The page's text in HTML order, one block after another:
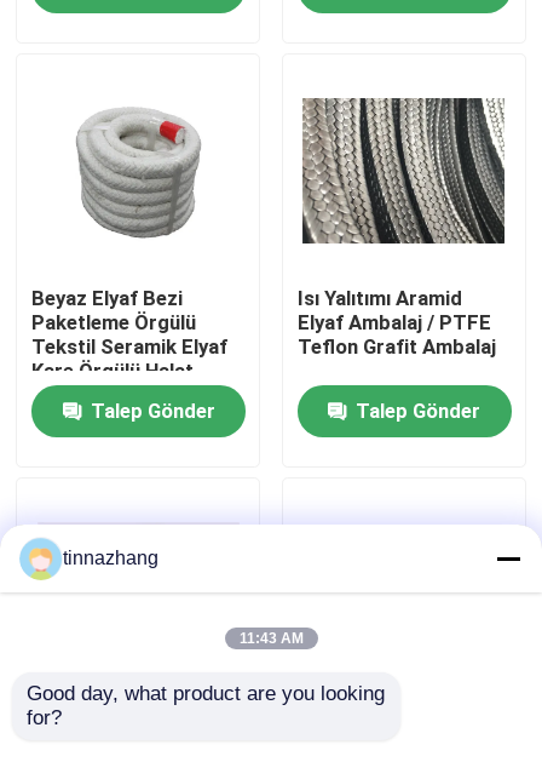
Ürün:% s
Hakkımızda
Fabrika turu
Kalite kontrol
Bizimle iletişime geçin
Bir teklif isteği
Kauçuk yağ keçesi
Beyaz Elyaf Bezi
Paketleme Örgülü
Tekstil Seramik Elyaf
Kare Örgülü Halat
Talep Gönder
Isı Yalıtımı Aramid
Elyaf Ambalaj / PTFE
Teflon Grafit Ambalaj
Talep Gönder
Saf PTFE Elyaf Bezi
tinnazhang
11:43 AM
Good day, what product are you looking
for?